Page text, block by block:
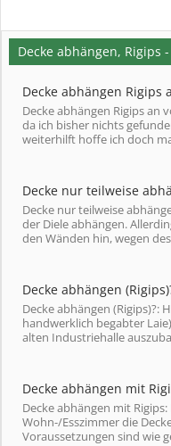
Decke abhängen, Rigips
Decke abhängen Rigips
Decke abhängen Rigips an
da ich bisher nichts
weiterhilft hoffe ich doch
Decke nur teilweise
Decke nur teilweise
der Diele abhängen.
den Wänden hin, wegen
Decke abhängen
Decke abhängen (Rigips)?:
handwerklich begabter
alten Industriehalle
Decke abhängen mit
Decke abhängen mit
Wohn-/Esszimmer die
Voraussetzungen sind wie